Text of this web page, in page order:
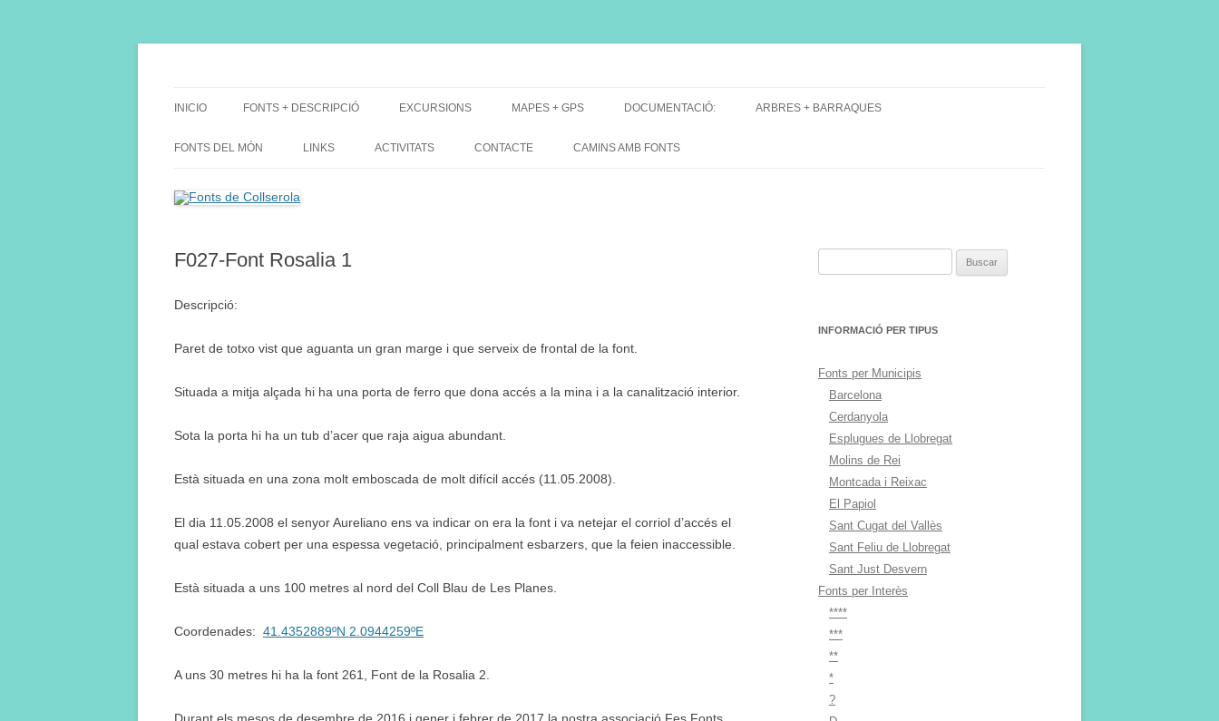
INICIO FONTS + DESCRIPCIÓ EXCURSIONS
DE GRUP
MAPES + GPS
MAPES EXCURSIONS
DOCUMENTACIÓ: ARBRES + BARRAQUES
FONTS DEL MÓN LINKS ACTIVITATS CONTACTE CAMINS AMB FONTS
F027-Font Rosalia 1
Descripció:
Paret de totxo vist que aguanta un gran marge i que serveix de frontal de la font.
Situada a mitja alçada hi ha una porta de ferro que dona accés a la mina i a la canalització interior.
Sota la porta hi ha un tub d’acer que raja aigua abundant.
Està situada en una zona molt emboscada de molt difícil accés (11.05.2008).
El dia 11.05.2008 el senyor Aureliano ens va indicar on era la font i va netejar el corriol d’accés el
qual estava cobert per una espessa vegetació, principalment esbarzers, que la feien inaccessible.
Està situada a uns 100 metres al nord del Coll Blau de Les Planes.
Coordenades: 41.4352889ºN 2.0944259ºE
A uns 30 metres hi ha la font 261, Font de la Rosalia 2.
INFORMACIÓ PER TIPUS
Fonts per Municipis
Barcelona
Cerdanyola
Esplugues de Llobregat
Molins de Rei
Montcada i Reixac
El Papiol
Sant Cugat del Vallès
Sant Feliu de Llobregat
Sant Just Desvern
Fonts per Interès
****
***
**
*
?